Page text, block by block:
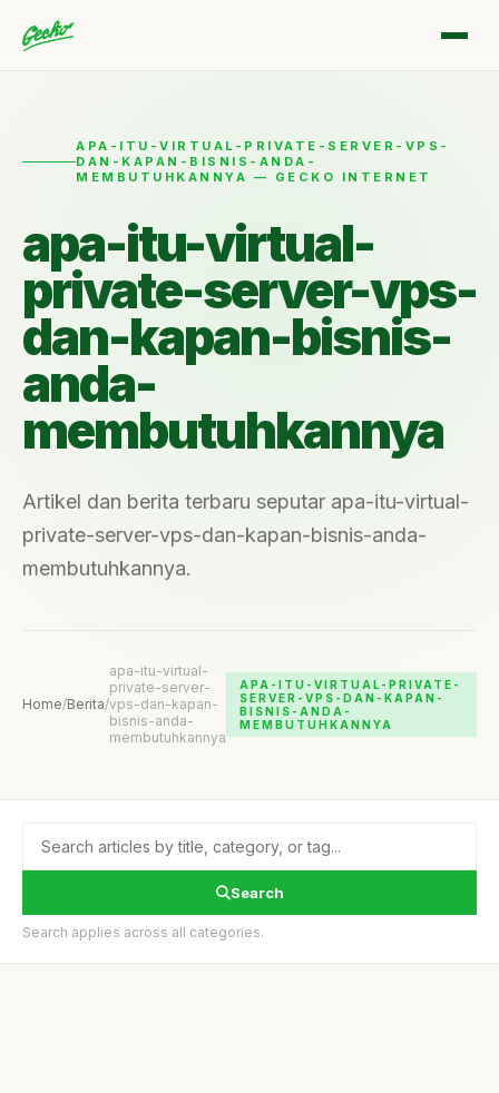
APA-ITU-VIRTUAL-PRIVATE-SERVER-VPS-
DAN-KAPAN-BISNIS-ANDA-
MEMBUTUHKANNYA — GECKO INTERNET
apa-itu-virtual-
private-server-vps-
dan-kapan-bisnis-
anda-
membutuhkannya
Artikel dan berita terbaru seputar apa-itu-virtual-
private-server-vps-dan-kapan-bisnis-anda-
membutuhkannya.
Home/Berita/
apa-itu-virtual-
private-server-
vps-dan-kapan-
bisnis-anda-
membutuhkannya
APA-ITU-VIRTUAL-PRIVATE-
SERVER-VPS-DAN-KAPAN-
BISNIS-ANDA-
MEMBUTUHKANNYA
Search
Search applies across all categories.